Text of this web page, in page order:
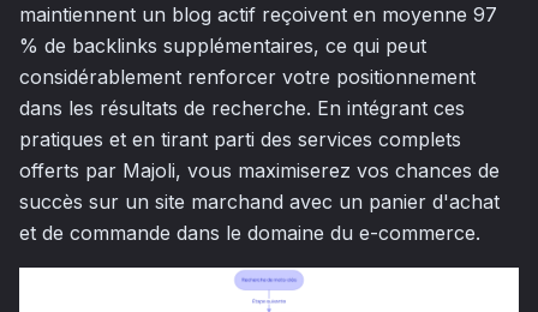
maintiennent un blog actif reçoivent en moyenne 97
% de backlinks supplémentaires, ce qui peut
considérablement renforcer votre positionnement
dans les résultats de recherche. En intégrant ces
pratiques et en tirant parti des services complets
offerts par Majoli, vous maximiserez vos chances de
succès sur un site marchand avec un panier d'achat
et de commande dans le domaine du e-commerce.